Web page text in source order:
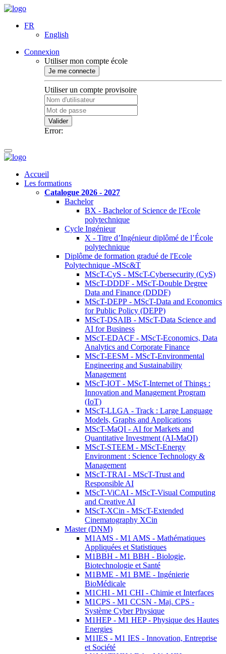
FR
English
Connexion
Utiliser mon compte école
Je me connecte
Utiliser un compte provisoire
Valider
Error:
Accueil
Les formations
Catalogue 2026 - 2027
Bachelor
BX - Bachelor of Science de l'Ecole
polytechnique
Cycle Ingénieur
X - Titre d’Ingénieur diplômé de l’École
polytechnique
Diplôme de formation gradué de l'Ecole
Polytechnique -MSc&T
MScT-CyS - MScT-Cybersecurity (CyS)
MScT-DDDF - MScT-Double Degree
Data and Finance (DDDF)
MScT-DEPP - MScT-Data and Economics
for Public Policy (DEPP)
MScT-DSAIB - MScT-Data Science and
AI for Business
MScT-EDACF - MScT-Economics, Data
Analytics and Corporate Finance
MScT-EESM - MScT-Environmental
Engineering and Sustainability
Management
MScT-IOT - MScT-Internet of Things :
Innovation and Management Program
(IoT)
MScT-LLGA - Track : Large Language
Models, Graphs and Applications
MScT-MaQI - AI for Markets and
Quantitative Investment (AI-MaQI)
MScT-STEEM - MScT-Energy
Environment : Science Technology &
Management
MScT-TRAI - MScT-Trust and
Responsible AI
MScT-ViCAI - MScT-Visual Computing
and Creative AI
MScT-XCin - MScT-Extended
Cinematography XCin
Master (DNM)
M1AMS - M1 AMS - Mathématiques
Appliquées et Statistiques
M1BBH - M1 BBH - Biologie,
Biotechnologie et Santé
M1BME - M1 BME - Ingénierie
BioMédicale
M1CHI - M1 CHI - Chimie et Interfaces
M1CPS - M1 CCSN - Maj. CPS -
Système Cyber Physique
M1HEP - M1 HEP - Physique des Hautes
Energies
M1IES - M1 IES - Innovation, Entreprise
et Société